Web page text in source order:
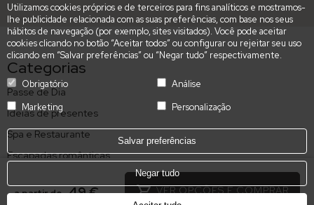
Utilizamos cookies próprios e de terceiros para fins analíticos e mostramos-
lhe publicidade relacionada com as suas preferências, com base nos seus
hábitos de navegação (por exemplo, sites visitados). Você pode aceitar
cookies clicando no botão “Aceitar todos” ou configurar ou rejeitar seu uso
clicando em “Salvar preferências” ou “Negar tudo” respectivamente.
Obrigatório
Análise
Marketing
Personalização
Salvar preferências
Negar tudo
a partir de 49 € VER OPÇÕES E COMPRAR
Categorias
Passe de Dia
Ideias de presentes
Spa e Restaurante
Escapadas românticas